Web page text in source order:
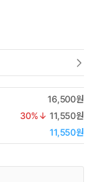
16,500원
30%↓ 11,550원
11,550원